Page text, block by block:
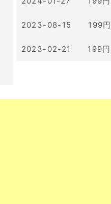
2023-08-15 199円
2023-02-21 199円